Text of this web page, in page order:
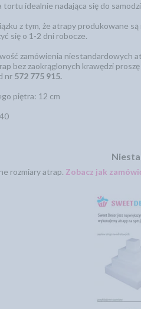
idealnie nadająca się do
z tym, że atrapy produkowane
się o 1-2 dni robocze.
zamówienia niestandardowych
bez zaokrąglonych krawędzi
nr 572 775 915.
piętra: 12 cm
rozmiary atrap. Zobacz jak